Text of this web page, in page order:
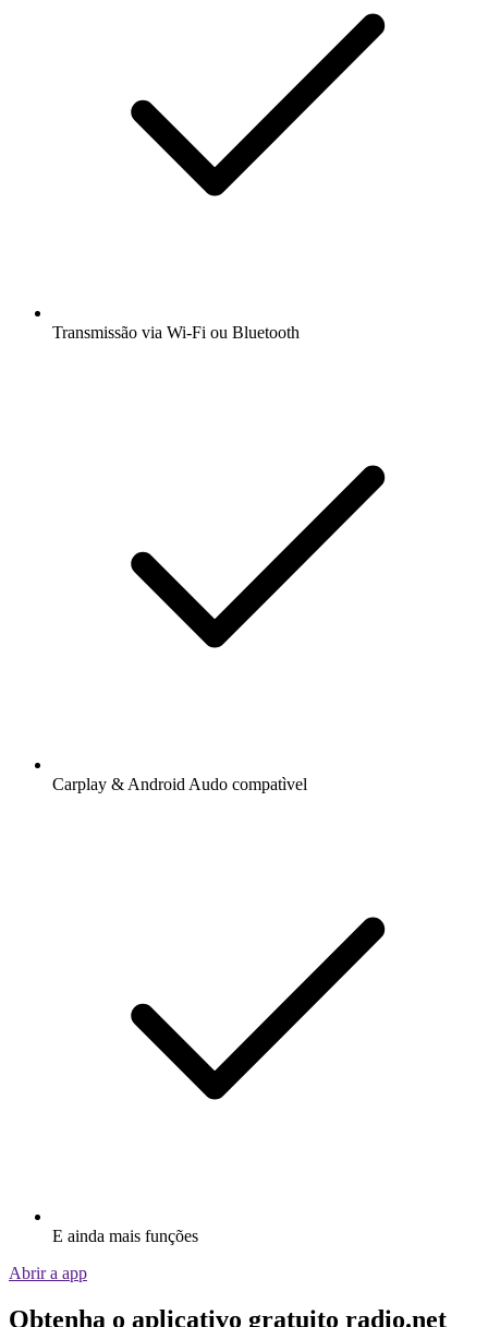
Transmissão via Wi-Fi ou Bluetooth
Carplay & Android Audo compatìvel
E ainda mais funções
Abrir a app
Obtenha o aplicativo gratuito radio.net